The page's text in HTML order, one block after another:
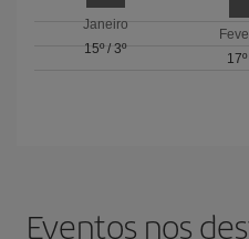
Janeiro
15º/3º
17º
Eventos nos